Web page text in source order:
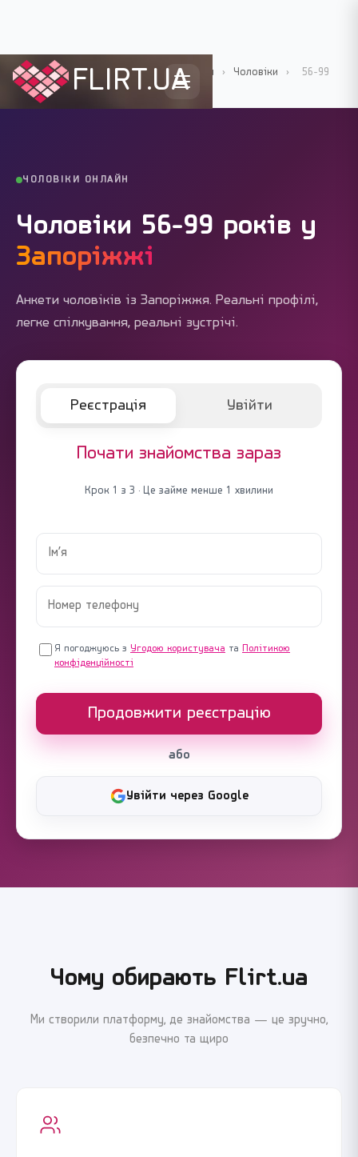
FLIRT.UA
Flirt.ua › Міста України Запоріжжя › Чоловіки ›
56-99
років
ЧОЛОВІКИ ОНЛАЙН
Чоловіки 56-99 років у
Запоріжжі
Анкети чоловіків із Запоріжжя. Реальні профілі,
легке спілкування, реальні зустрічі.
Реєстрація Увійти
Почати знайомства зараз
Крок 1 з 3 · Це займе менше 1 хвилини
Я погоджуюсь з Угодою користувача та Політикою
конфіденційності
Продовжити реєстрацію
або
Увійти через Google
Чому обирають Flirt.ua
Ми створили платформу, де знайомства — це зручно,
безпечно та щиро